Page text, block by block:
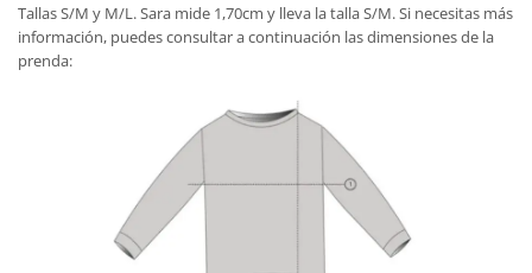
Tallas S/M y M/L. Sara mide 1,70cm y lleva la talla S/M. Si necesitas más
información, puedes consultar a continuación las dimensiones de la
prenda: